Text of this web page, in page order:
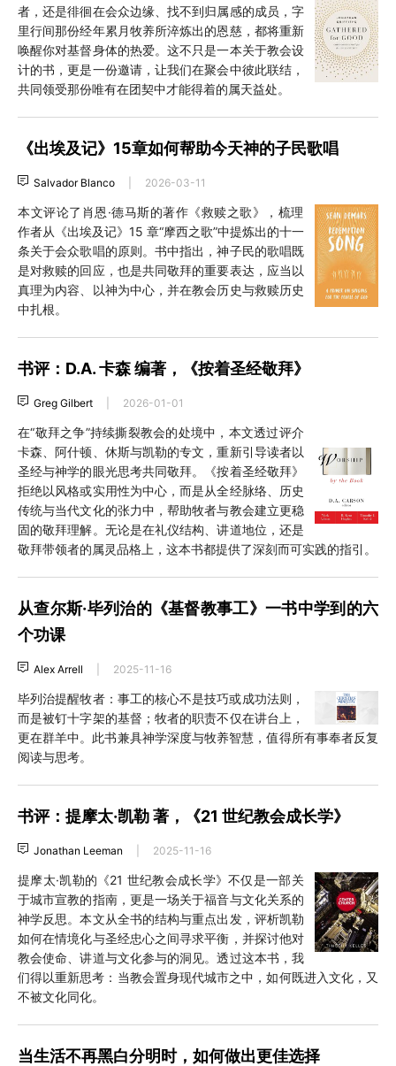
者，还是徘徊在会众边缘、找不到归属感的成员，字
里行间那份经年累月牧养所淬炼出的恩慈，都将重新
唤醒你对基督身体的热爱。这不只是一本关于教会设
计的书，更是一份邀请，让我们在聚会中彼此联结，
共同领受那份唯有在团契中才能得着的属天益处。
《出埃及记》15章如何帮助今天神的子民歌唱
Salvador Blanco 2026-03-11
本文评论了肖恩·德马斯的著作《救赎之歌》，梳理
作者从《出埃及记》15 章“摩西之歌”中提炼出的十一
条关于会众歌唱的原则。书中指出，神子民的歌唱既
是对救赎的回应，也是共同敬拜的重要表达，应当以
真理为内容、以神为中心，并在教会历史与救赎历史
中扎根。
书评：D.A. 卡森 编著，《按着圣经敬拜》
Greg Gilbert 2026-01-01
在“敬拜之争”持续撕裂教会的处境中，本文透过评介
卡森、阿什顿、休斯与凯勒的专文，重新引导读者以
圣经与神学的眼光思考共同敬拜。《按着圣经敬拜》
拒绝以风格或实用性为中心，而是从全经脉络、历史
传统与当代文化的张力中，帮助牧者与教会建立更稳
固的敬拜理解。无论是在礼仪结构、讲道地位，还是
敬拜带领者的属灵品格上，这本书都提供了深刻而可实践的指引。
从查尔斯·毕列治的《基督教事工》一书中学到的六
个功课
Alex Arrell 2025-11-16
毕列治提醒牧者：事工的核心不是技巧或成功法则，
而是被钉十字架的基督；牧者的职责不仅在讲台上，
更在群羊中。此书兼具神学深度与牧养智慧，值得所有事奉者反复
阅读与思考。
书评：提摩太·凯勒 著，《21 世纪教会成长学》
Jonathan Leeman 2025-11-16
提摩太·凯勒的《21 世纪教会成长学》不仅是一部关
于城市宣教的指南，更是一场关于福音与文化关系的
神学反思。本文从全书的结构与重点出发，评析凯勒
如何在情境化与圣经忠心之间寻求平衡，并探讨他对
教会使命、讲道与文化参与的洞见。透过这本书，我
们得以重新思考：当教会置身现代城市之中，如何既进入文化，又
不被文化同化。
当生活不再黑白分明时，如何做出更佳选择